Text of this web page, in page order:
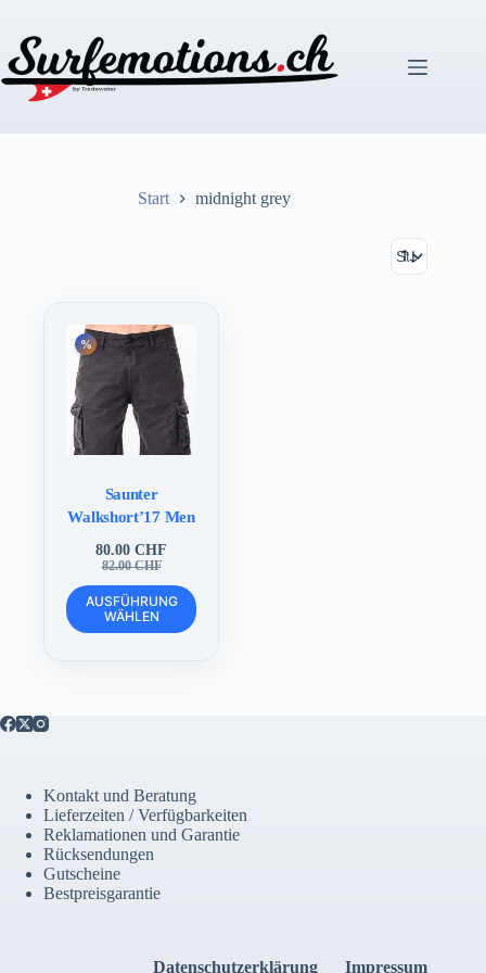
springen
Start midnight grey
Saunter
Walkshort’17 Men
82.00CHF
Ursprünglicher
Preis
war:
82.00 CHF
80.00CHF
Aktueller
Preis
ist:
80.00 CHF.
AUSFÜHRUNG
WÄHLEN
Dieses
Produkt
weist
der
Produktseite
gewählt
werden
Kontakt und Beratung
Lieferzeiten / Verfügbarkeiten
Reklamationen und Garantie
Rücksendungen
Gutscheine
Bestpreisgarantie
Datenschutzerklärung Impressum